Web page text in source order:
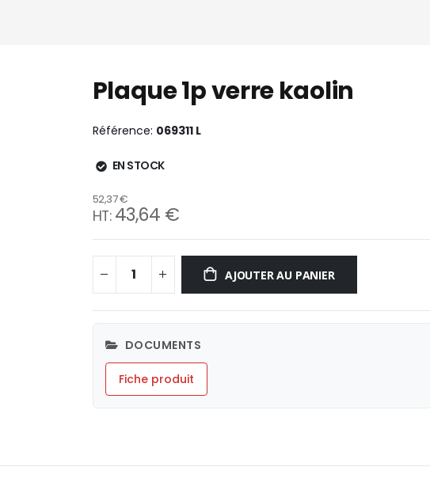
Plaque 1p verre kaolin
Référence 069311 L
EN STOCK
52,37 €
43,64 €
AJOUTER AU PANIER
DOCUMENTS
Fiche produit